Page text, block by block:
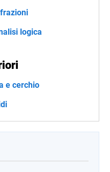
logica
e cerchio